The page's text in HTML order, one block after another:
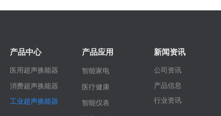
产品中心
医用超声换能器
消费超声换能器
工业超声换能器
产品应用
智能家电
医疗健康
智能仪表
新闻资讯
公司资讯
产品信息
行业资讯